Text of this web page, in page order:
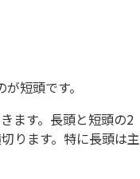
短頭です。
ます。長頭と短頭の2
ります。特に長頭は主